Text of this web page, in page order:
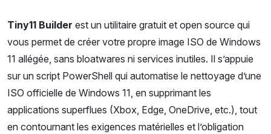
Tiny11 Builder est un utilitaire gratuit et open source qui
vous permet de créer votre propre image ISO de Windows
11 allégée, sans bloatwares ni services inutiles. Il s’appuie
sur un script PowerShell qui automatise le nettoyage d’une
ISO officielle de Windows 11, en supprimant les
applications superflues (Xbox, Edge, OneDrive, etc.), tout
en contournant les exigences matérielles et l’obligation